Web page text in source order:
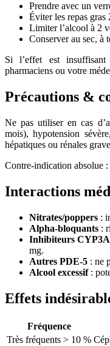
Prendre avec un
Éviter les repas gras
Limiter l’alcool à 2
Conserver au sec, à
Si l’effet est insuffisant
pharmaciens ou votre
Précautions &
Ne pas utiliser en cas
mois), hypotension
hépatiques ou rénales
Contre-indication absolue
Interactions
Nitrates/poppers :
Alpha-bloquants :
Inhibiteurs
mg.
Autres PDE-5 : ne
Alcool excessif:
Effets
Fréquence
Très fréquents > 10 %